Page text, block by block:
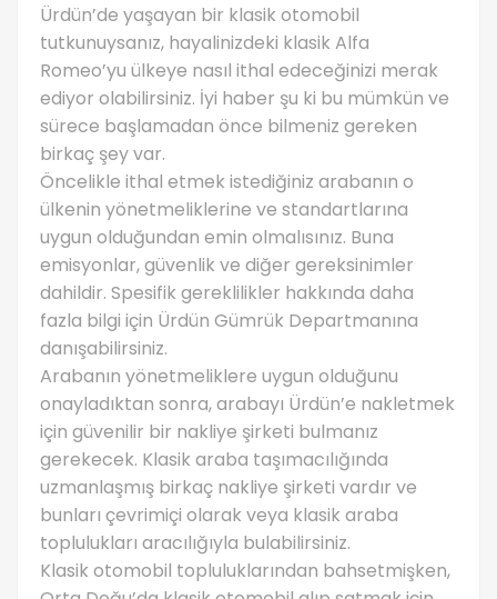
Ürdün’de yaşayan bir klasik otomobil
tutkunuysanız, hayalinizdeki klasik Alfa
Romeo’yu ülkeye nasıl ithal edeceğinizi merak
ediyor olabilirsiniz. İyi haber şu ki bu mümkün ve
sürece başlamadan önce bilmeniz gereken
birkaç şey var.
Öncelikle ithal etmek istediğiniz arabanın o
ülkenin yönetmeliklerine ve standartlarına
uygun olduğundan emin olmalısınız. Buna
emisyonlar, güvenlik ve diğer gereksinimler
dahildir. Spesifik gereklilikler hakkında daha
fazla bilgi için Ürdün Gümrük Departmanına
danışabilirsiniz.
Arabanın yönetmeliklere uygun olduğunu
onayladıktan sonra, arabayı Ürdün’e nakletmek
için güvenilir bir nakliye şirketi bulmanız
gerekecek. Klasik araba taşımacılığında
uzmanlaşmış birkaç nakliye şirketi vardır ve
bunları çevrimiçi olarak veya klasik araba
toplulukları aracılığıyla bulabilirsiniz.
Klasik otomobil topluluklarından bahsetmişken,